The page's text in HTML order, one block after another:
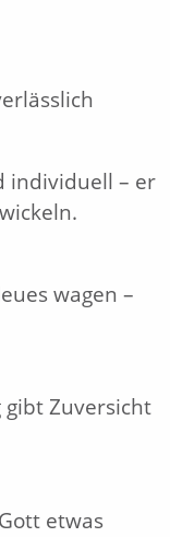
individuell – er
wagen –
Zuversicht
etwas